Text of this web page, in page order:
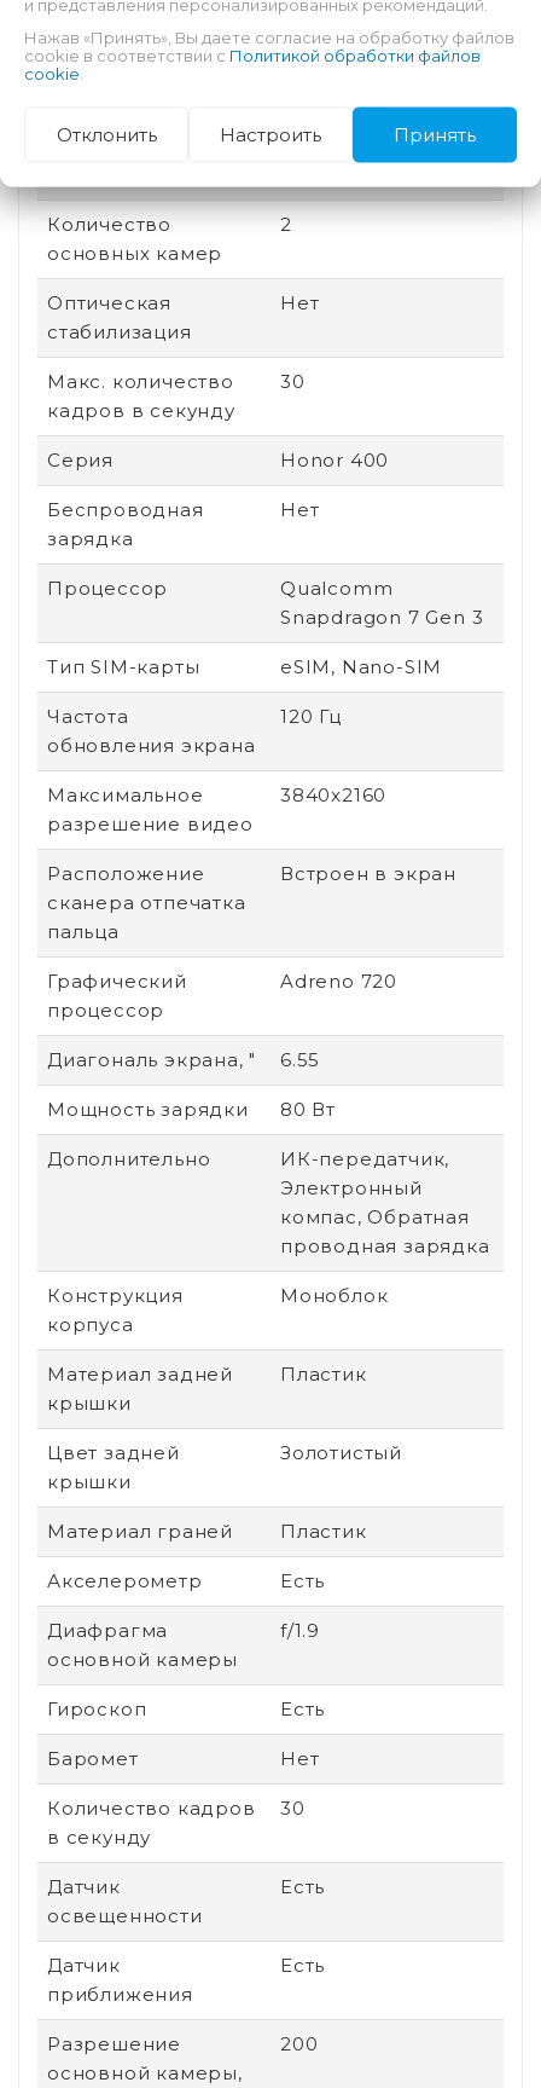
Дата выхода 2025
Количество ядер
8
Количество
основных камер
2
Оптическая
стабилизация
Нет
Макс. количество
кадров в секунду
30
Серия Honor 400
Беспроводная
зарядка
Нет
Процессор
Qualcomm
Snapdragon 7 Gen 3
Тип SIM-карты eSIM, Nano-SIM
Частота
обновления экрана
120 Гц
Максимальное
разрешение видео
3840x2160
Расположение
сканера отпечатка
пальца
Встроен в экран
Графический
процессор
Adreno 720
Диагональ экрана, " 6.55
Мощность зарядки 80 Вт
Дополнительно
ИК-передатчик,
Электронный
компас, Обратная
проводная зарядка
Конструкция
корпуса
Моноблок
Материал задней
крышки
Пластик
Цвет задней
крышки
Золотистый
Материал граней Пластик
Акселерометр Есть
Диафрагма
основной камеры
f/1.9
Гироскоп Есть
Баромет Нет
Количество кадров
в секунду
30
Датчик
освещенности
Есть
Датчик
приближения
Есть
Разрешение
основной камеры,
200
и представления персонализированных рекомендаций.
Нажав «Принять», Вы даете согласие на обработку файлов
cookie в соответствии с Политикой обработки файлов
cookie
Отклонить Настроить Принять